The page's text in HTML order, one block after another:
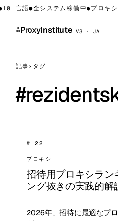
言語●全システム稼働中●プロキシ
⁂ProxyInstitute V3 · JA
記事 › タグ
#
№ 22
プロキシ
招待用プロキシラン
ング抜きの実践的解
2026年、招待に最適なプ